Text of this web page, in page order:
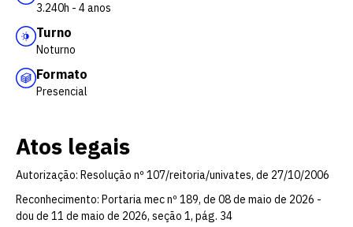
3.240h - 4 anos
Turno
Noturno
Formato
Presencial
Atos legais
Autorização: Resolução nº 107/reitoria/univates, de 27/10/2006
Reconhecimento: Portaria mec nº 189, de 08 de maio de 2026 -
dou de 11 de maio de 2026, seção 1, pág. 34